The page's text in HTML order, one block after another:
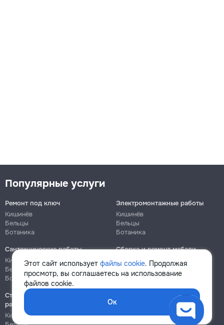
Этот сайт использует файлы cookie. Продолжая
просмотр, вы соглашаетесь на использование
файлов cookie.
Ок
Популярные услуги
Ремонт под ключ
Кишинёв
Бельцы
Ботаника
Электромонтажные работы
Кишинёв
Бельцы
Ботаника
Сантехнические работы
Кишинёв
Бельцы
Ботаника
Сборка и ремонт мебели
Кишинёв
Ботаника
Строительно-монтажные
работы
Кишинёв